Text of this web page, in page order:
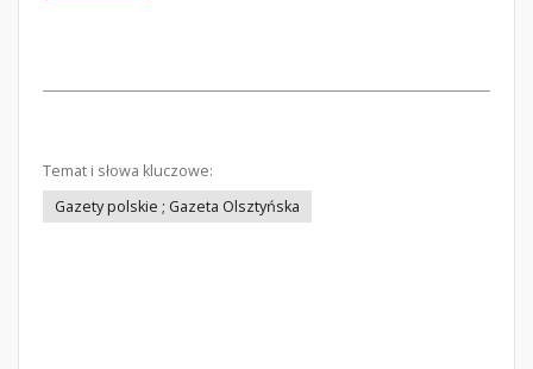
Temat i słowa kluczowe:
Gazety polskie ; Gazeta Olsztyńska